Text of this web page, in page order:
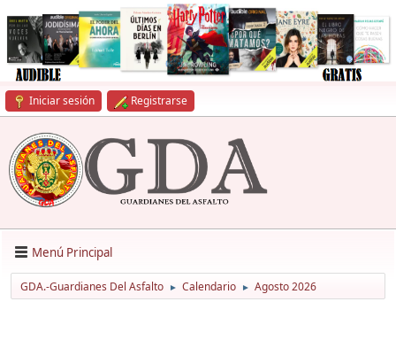
Iniciar sesión Registrarse
Menú Principal
GDA.-Guardianes Del Asfalto ► Calendario ► Agosto 2026